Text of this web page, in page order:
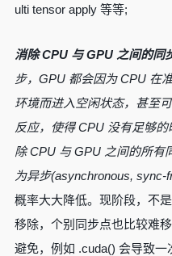
ulti tensor apply 等等;
消除 CPU 与 GPU 之间的同
步，GPU 都会因为 CPU 在
环境而进入空闲状态，甚至
反应，使得 CPU 没有足够
除 CPU 与 GPU 之间的所有
为异步(asynchronous, sync-
概率大大降低。现阶段，不
移除，个别同步点也比较难
避免，例如 .cuda() 会导致一